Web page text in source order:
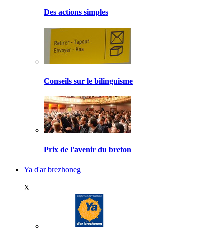
Des actions simples
Conseils sur le bilinguisme
Prix de l'avenir du breton
Ya d'ar brezhoneg
X